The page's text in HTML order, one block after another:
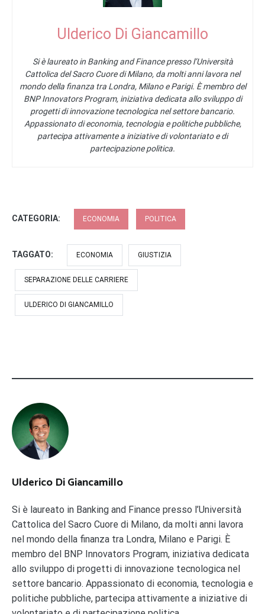
Ulderico Di Giancamillo
Si è laureato in Banking and Finance presso l’Università
Cattolica del Sacro Cuore di Milano, da molti anni lavora nel
mondo della finanza tra Londra, Milano e Parigi. È membro del
BNP Innovators Program, iniziativa dedicata allo sviluppo di
progetti di innovazione tecnologica nel settore bancario.
Appassionato di economia, tecnologia e politiche pubbliche,
partecipa attivamente a iniziative di volontariato e di
partecipazione politica.
CATEGORIA: ECONOMIA POLITICA
TAGGATO: ECONOMIA GIUSTIZIA
SEPARAZIONE DELLE CARRIERE
ULDERICO DI GIANCAMILLO
Ulderico Di Giancamillo
Si è laureato in Banking and Finance presso l’Università
Cattolica del Sacro Cuore di Milano, da molti anni lavora
nel mondo della finanza tra Londra, Milano e Parigi. È
membro del BNP Innovators Program, iniziativa dedicata
allo sviluppo di progetti di innovazione tecnologica nel
settore bancario. Appassionato di economia, tecnologia e
politiche pubbliche, partecipa attivamente a iniziative di